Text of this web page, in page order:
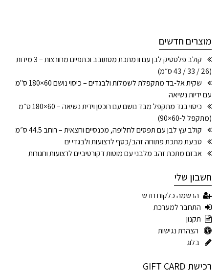
מוצרים חדשים
קולב פלסטיק לבן עם וו מתכת מסתובב וכתפיים מחורצות – 3 מידות
(26 / 33 / 43 ס״מ)
שקית אל-בד מתקפלת לשמלות ולבגדים – כיסוי נושם 60×180 ס"מ
עם ידיות נשיאה
כיסוי בגד מתקפל מבד נושם עם רוכסן וידית נשיאה – 60×180 ס״מ
(מתקפל ל-60×90)
קולב עץ לבן עם תפסים לחליפה, מכנסיים וחצאית – רוחב 44.5 ס״מ
טבעת מתכת פתוחה זהב/כסף לרצועות ולבגדי ים
אבזם מתכת זהב מלבני עם מוטות דקורטיביים לרצועות וחגורות
חשבון שלי
הרשמה כלקוח חדש
התחבר למערכת
תקנון
הצהרת נגישות
בלוג
רכישת GIFT CARD